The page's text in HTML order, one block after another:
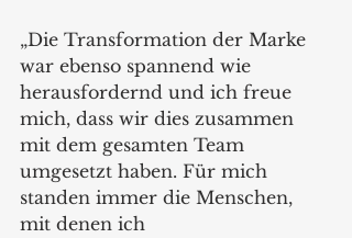
„Die Transformation der Marke
war ebenso spannend wie
herausfordernd und ich freue
mich, dass wir dies zusammen
mit dem gesamten Team
umgesetzt haben. Für mich
standen immer die Menschen,
mit denen ich